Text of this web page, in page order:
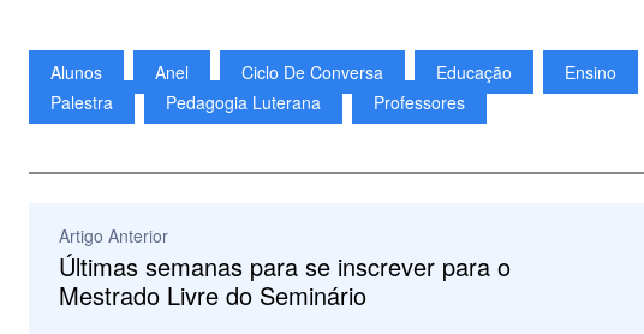
Alunos Anel Ciclo De Conversa Educação Ensino
Palestra
Pedagogia Luterana Professores
Artigo Anterior
Últimas semanas para se inscrever para o
Mestrado Livre do Seminário